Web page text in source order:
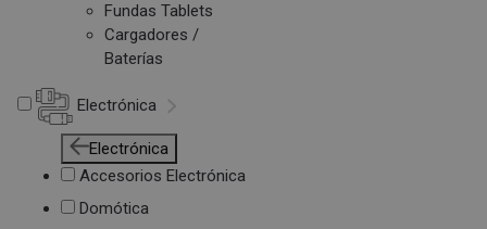
Fundas Tablets
Cargadores /
Baterías
Electrónica
Electrónica
Accesorios Electrónica
Domótica